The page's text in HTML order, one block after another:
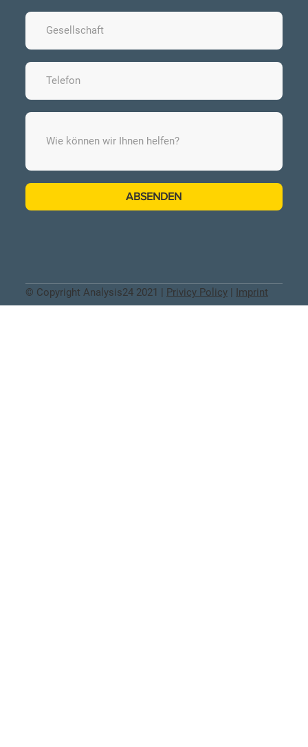
© Copyright Analysis24 2021 | Privicy Policy Imprint
ABSENDEN